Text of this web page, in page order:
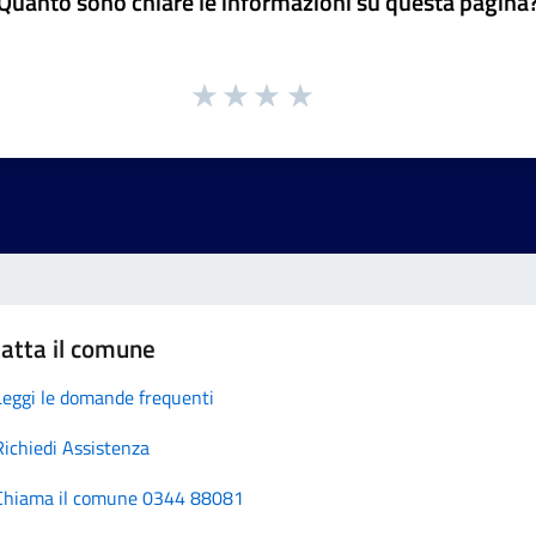
il comune
le domande frequenti
Assistenza
il comune 0344 88081